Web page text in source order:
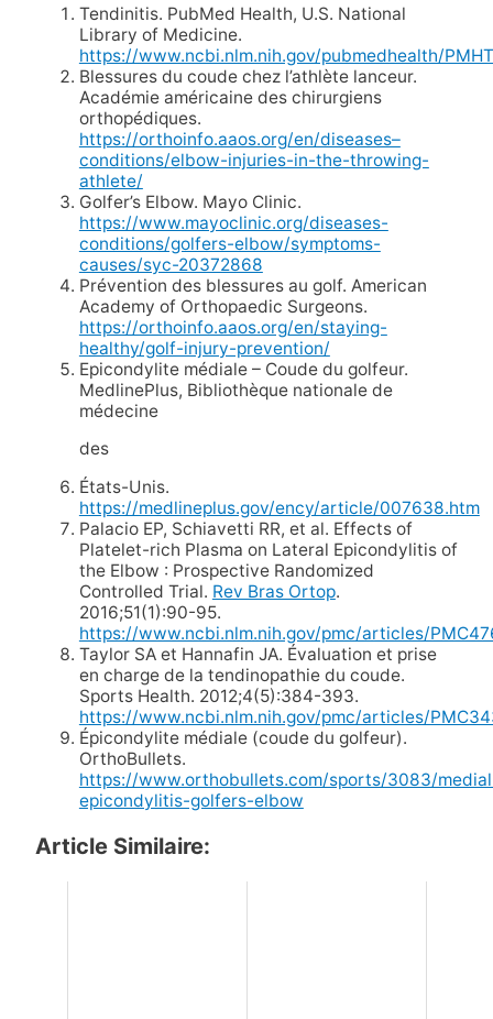
Tendinitis. PubMed Health, U.S. National
Library of Medicine.
https://www.ncbi.nlm.nih.gov/pubmedhealth/
Blessures du coude chez l’athlète lanceur.
Académie américaine des chirurgiens
orthopédiques.
https://orthoinfo.aaos.org/en/diseases–
conditions/elbow-injuries-in-the-throwing-
athlete/
Golfer’s Elbow. Mayo Clinic.
https://www.mayoclinic.org/diseases-
conditions/golfers-elbow/symptoms-
causes/syc-20372868
Prévention des blessures au golf. American
Academy of Orthopaedic Surgeons.
https://orthoinfo.aaos.org/en/staying-
healthy/golf-injury-prevention/
Epicondylite médiale – Coude du golfeur.
MedlinePlus, Bibliothèque nationale de
médecine
des
États-Unis.
https://medlineplus.gov/ency/article/007638.htm
Palacio EP, Schiavetti RR, et al. Effects of
Platelet-rich Plasma on Lateral Epicondylitis of
the Elbow : Prospective Randomized
Controlled Trial. Rev Bras Ortop.
2016;51(1):90-95.
https://www.ncbi.nlm.nih.gov/pmc/articles/
Taylor SA et Hannafin JA. Évaluation et prise
en charge de la tendinopathie du coude.
Sports Health. 2012;4(5):384-393.
https://www.ncbi.nlm.nih.gov/pmc/articles/
Épicondylite médiale (coude du golfeur).
OrthoBullets.
https://www.orthobullets.com/sports/3083/
epicondylitis-golfers-elbow
Article Similaire: